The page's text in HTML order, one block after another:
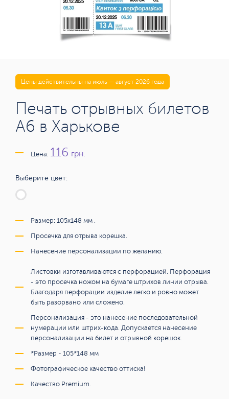
Цены действительны на июль — август 2026 года
Печать отрывных билетов
А6 в Харькове
Цена: 116 грн.
Выберите цвет:
Размер: 105х148 мм .
Просечка для отрыва корешка.
Нанесение персонализации по желанию.
Листовки изготавливаются с перфорацией. Перфорация
- это просечка ножом на бумаге штрихов линии отрыва.
Благодаря перфорации изделие легко и ровно может
быть разорвано или сложено.
Персонализация - это нанесение последовательной
нумерации или штрих-кода. Допускается нанесение
персонализации на билет и отрывной корешок.
*Размер - 105*148 мм
Фотографическое качество оттиска!
Качество Premium.